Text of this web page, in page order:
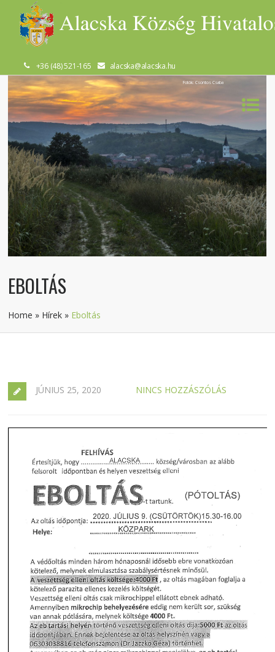
+36 (48) 521-165 alacska@alacska.hu
Fotók: Csontos Csaba
EBOLTÁS
Home » Hírek » Eboltás
JÚNIUS 25, 2020 NINCS HOZZÁSZÓLÁS